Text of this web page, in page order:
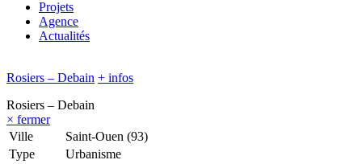
Projets
Agence
Actualités
Rosiers – Debain + infos
Rosiers – Debain
× fermer
Ville
Saint-Ouen (93)
Type
Urbanisme